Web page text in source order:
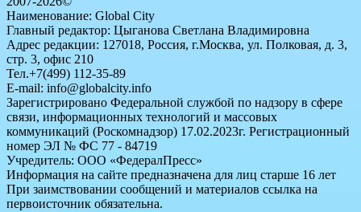
Наименование: Global City
Главный редактор: Цыганова Светлана Владимировна
Адрес редакции: 127018, Россия, г.Москва, ул. Полковая, д. 3,
стр. 3, офис 210
Тел.+7(499) 112-35-89
E-mail: info@globalcity.info
Зарегистрировано Федеральной службой по надзору в сфере
связи, информационных технологий и массовых
коммуникаций (Роскомнадзор) 17.02.2023г. Регистрационный
номер ЭЛ № ФС 77 - 84719
Учредитель: ООО «ФедералПресс»
Информация на сайте предназначена для лиц старше 16 лет
При заимствовании сообщений и материалов ссылка на
первоисточник обязательна.